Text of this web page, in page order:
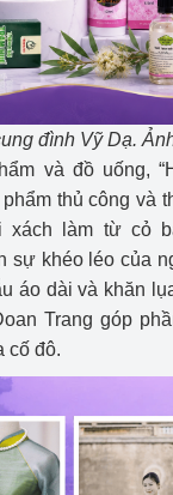
đình Vỹ Dạ.
và đồ uống,
thủ công và
xách làm từ cỏ
sự khéo léo của
áo dài và khăn
Trang góp
cố đô.